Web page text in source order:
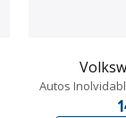
Autos